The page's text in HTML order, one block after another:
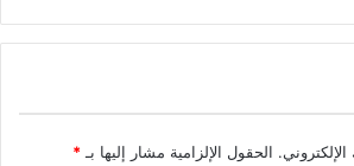
الحقول الإلزامية مشار إليها بـ*